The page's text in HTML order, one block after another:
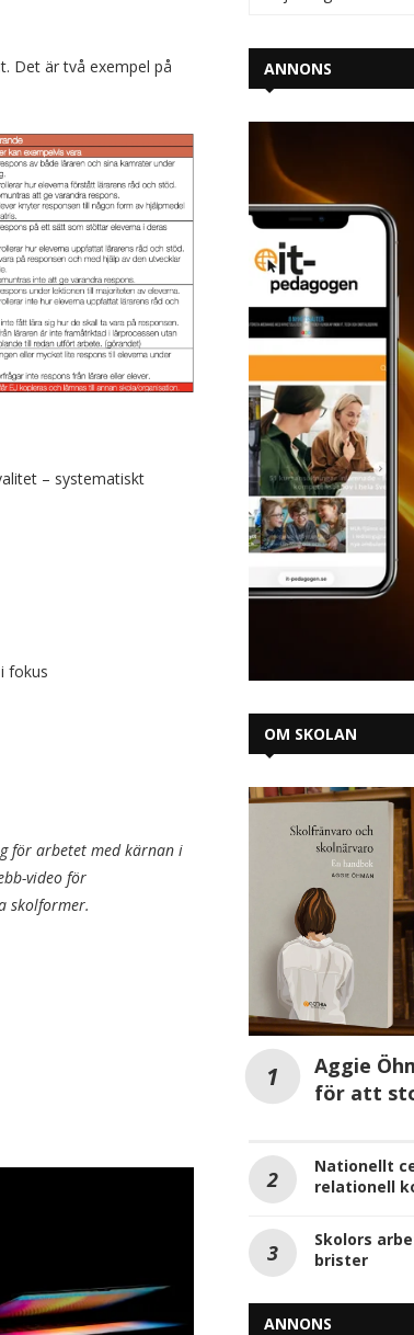
Det är två exempel på
– systematiskt
fokus
för arbetet med kärnan i
video för
skolformer.
ANNONS
OM SKOLAN
Aggie
för att
Nationellt
relationell
Skolors
brister
ANNONS